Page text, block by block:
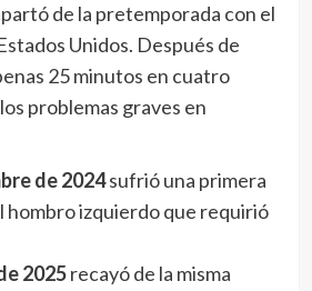
de la pretemporada con el
Unidos. Después de
25 minutos en cuatro
problemas graves en
de 2024sufrió una primera
hombro izquierdo que requirió
2025recayó de la misma